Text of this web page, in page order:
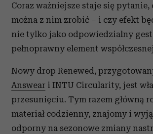
Coraz ważniejsze staje się pytanie,
można z nim zrobić – i czy efekt
nie tylko jako odpowiedzialny
pełnoprawny element
Nowy drop Renewed,
Answear i INTU Circularity, jest
przesunięciu. Tym razem główną
materiał codzienny, znajomy i
odporny na sezonowe zmiany